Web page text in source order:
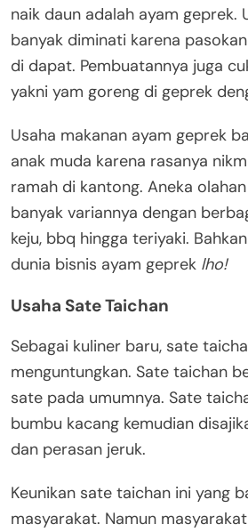
naik daun adalah ayam geprek.
banyak diminati karena
di dapat. Pembuatannya juga
yakni yam goreng di geprek
Usaha makanan ayam geprek
anak muda karena rasanya
ramah di kantong. Aneka
banyak variannya dengan
keju, bbq hingga teriyaki.
dunia bisnis ayam geprek lho!
Usaha Sate Taichan
Sebagai kuliner baru, sate
menguntungkan. Sate taichan
sate pada umumnya. Sate
bumbu kacang kemudian
dan perasan jeruk.
Keunikan sate taichan ini yang
masyarakat. Namun